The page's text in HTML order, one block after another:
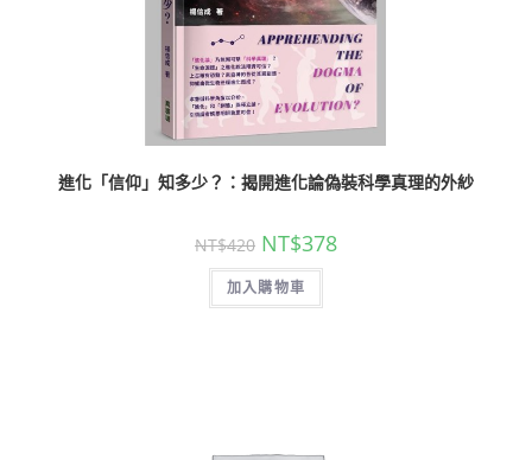
進化「信仰」知多少？：揭開進化論偽裝科學真理的外紗
NT$420 NT$378
加入購物車